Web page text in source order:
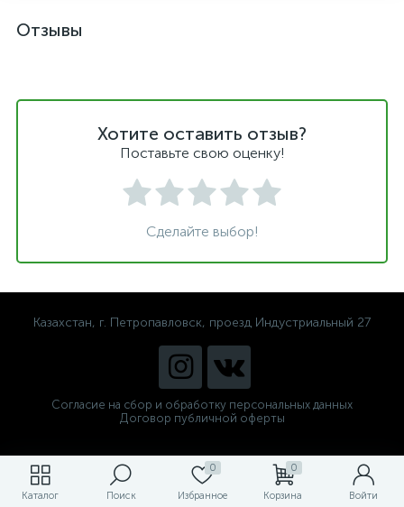
Каталог Поиск
0
Избранное
0
Корзина Войти
Отзывы
Хотите оставить отзыв?
Поставьте свою оценку!
Сделайте выбор!
Казахстан, г. Петропавловск, проезд Индустриальный 27
Согласие на сбор и обработку персональных данных
Договор публичной оферты